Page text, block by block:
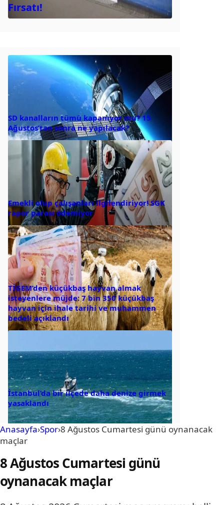
Fırsatı!
SD kanalların tümü kapanıyor mu? 15
Ağustos’tan sonra ne yapılacak?
Emekli olup çalışanları ilgilendiriyor! SGK
rapor parası ödemiyor
TİGEM’den küçükbaş hayvan almak
isteyenlere müjde: 7 bin 350 küçükbaş
hayvan için ihale tarihi ve muhammen
bedeli açıklandı
İstanbul’da bir ilçede daha denize girmek
yasaklandı
Anasayfa›Spor›8 Ağustos Cumartesi günü oynanacak
maçlar
8 Ağustos Cumartesi günü
oynanacak maçlar